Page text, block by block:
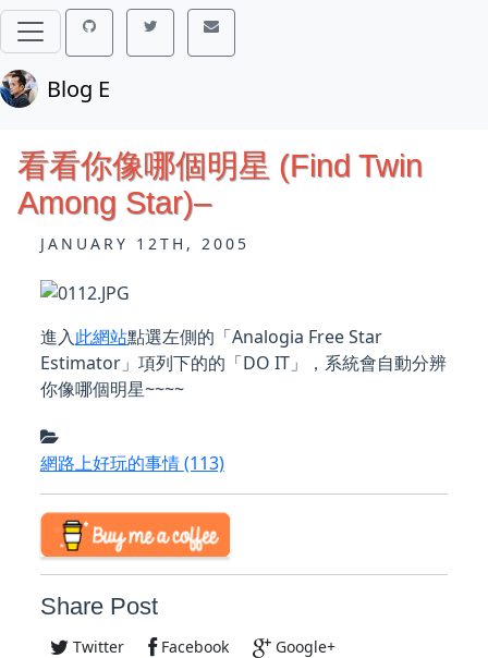
Blog E
看看你像哪個明星 (Find Twin
Among Star)–
JANUARY 12TH, 2005
進入此網站點選左側的「Analogia Free Star
Estimator」項列下的的「DO IT」，系統會自動分辨
你像哪個明星~~~~
網路上好玩的事情(113)
Share Post
Twitter Facebook Google+